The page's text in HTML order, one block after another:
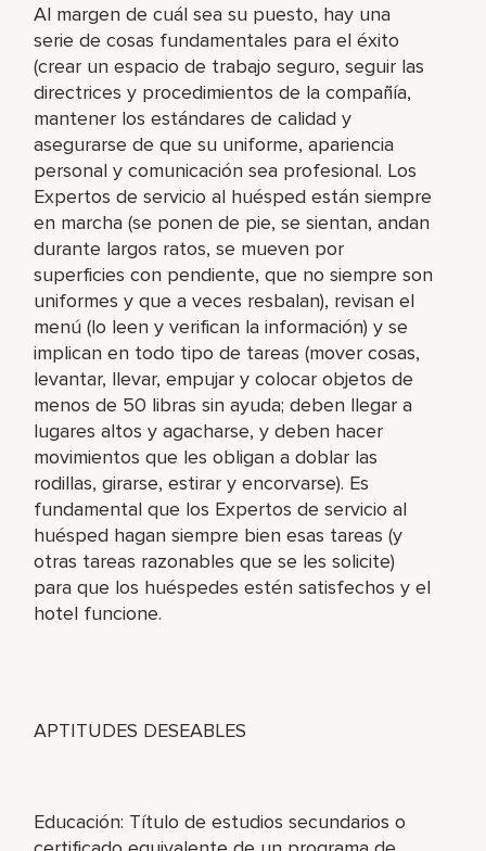
Al margen de cuál sea su puesto, hay una
serie de cosas fundamentales para el éxito
(crear un espacio de trabajo seguro, seguir las
directrices y procedimientos de la compañía,
mantener los estándares de calidad y
asegurarse de que su uniforme, apariencia
personal y comunicación sea profesional. Los
Expertos de servicio al huésped están siempre
en marcha (se ponen de pie, se sientan, andan
durante largos ratos, se mueven por
superficies con pendiente, que no siempre son
uniformes y que a veces resbalan), revisan el
menú (lo leen y verifican la información) y se
implican en todo tipo de tareas (mover cosas,
levantar, llevar, empujar y colocar objetos de
menos de 50 libras sin ayuda; deben llegar a
lugares altos y agacharse, y deben hacer
movimientos que les obligan a doblar las
rodillas, girarse, estirar y encorvarse). Es
fundamental que los Expertos de servicio al
huésped hagan siempre bien esas tareas (y
otras tareas razonables que se les solicite)
para que los huéspedes estén satisfechos y el
hotel funcione.
APTITUDES DESEABLES
Educación: Título de estudios secundarios o